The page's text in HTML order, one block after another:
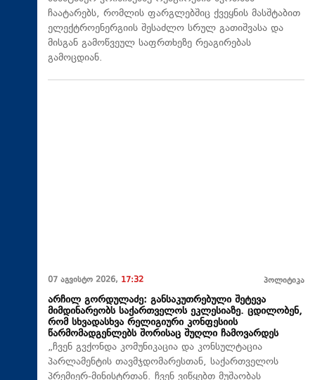
ჩაატარებს, რომლის ფარგლებშიც ქვეყნის მასშტაბით
ელექტროენერგიის შესაძლო სრულ გათიშვასა და
მისგან გამოწვეულ საფრთხეზე რეაგირებას
გამოცდიან.
07 აგვისტო 2026, 17:32 პოლიტიკა
არჩილ გორდულაძე: განსაკუთრებული შეტევა
მიმდინარეობს საქართველოს ეკლესიაზე. ცდილობენ,
რომ სხვადასხვა რელიგიური კონფესიის
წარმომადგენლებს შორისაც შუღლი ჩამოვარდეს
„ჩვენ გვქონდა კომუნიკაცია და კონსულტაცია
პარლამენტის თავმჯდომარესთან, საქართველოს
პრემიერ-მინისტრთან. ჩვენ ვიწყებთ მუშაობას